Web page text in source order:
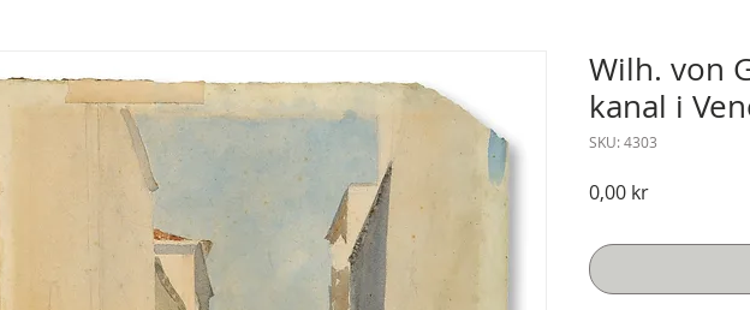
Wilh. von
kanal i
SKU: 4303
0,00 krPris